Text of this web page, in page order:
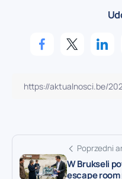
Poprzedni
W Brukseli
escape